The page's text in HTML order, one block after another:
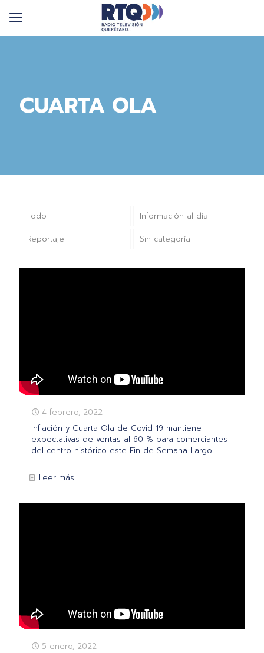
CUARTA OLA
Todo Información al día
Reportaje Sin categoría
4 febrero, 2022
Inflación y Cuarta Ola de Covid-19 mantiene
expectativas de ventas al 60 % para comerciantes
del centro histórico este Fin de Semana Largo.
Leer más
5 enero, 2022